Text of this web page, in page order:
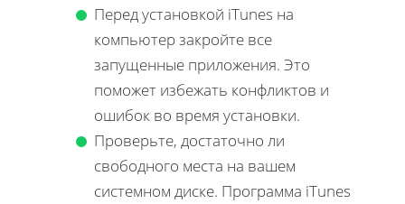
Перед установкой iTunes на
компьютер закройте все
запущенные приложения. Это
поможет избежать конфликтов и
ошибок во время установки.
Проверьте, достаточно ли
свободного места на вашем
системном диске. Программа iTunes